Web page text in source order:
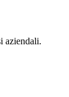
aziendali.